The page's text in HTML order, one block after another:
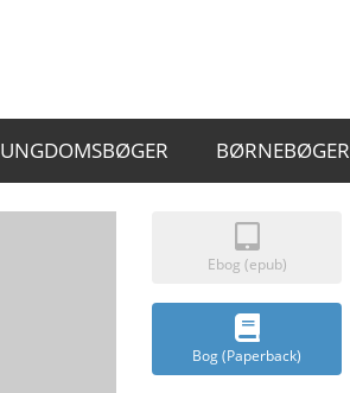
UNGDOMSBØGER BØRNEBØGER
Ebog (epub)
Bog (Paperback)